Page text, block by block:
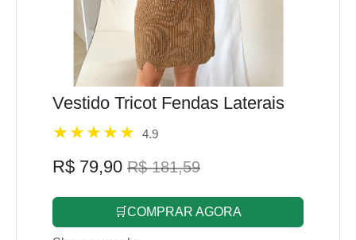
Vestido Tricot Fendas Laterais
4.9
R$ 79,90 R$ 181,59
🛒COMPRAR AGORA